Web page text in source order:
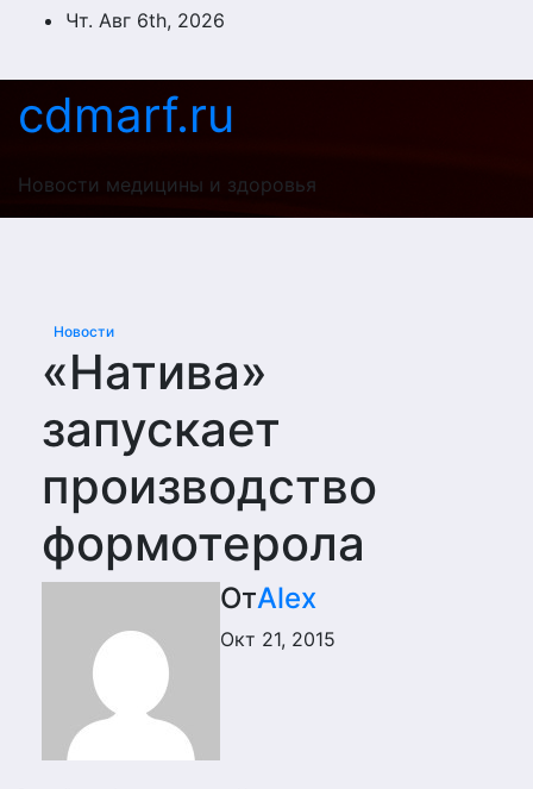
ПерейтиЧт. Авг 6th, 2026
cdmarf.ru
Новости медицины и здоровья
Новости
«Натива»
запускает
производство
формотерола
ОтAlex
Окт 21, 2015